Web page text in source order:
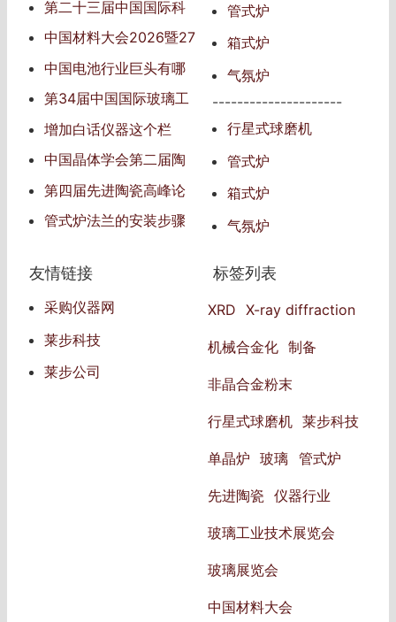
第二十三届中国国际科
学仪器及实验室装备展览
中国材料大会2026暨27
届中国国际新材料博览会
中国电池行业巨头有哪
第34届中国国际玻璃工
业技术展览会（China Gla
增加白话仪器这个栏
目，发表自己对仪器的见
中国晶体学会第二届陶
瓷青年学术会议
第四届先进陶瓷高峰论
管式炉法兰的安装步骤
管式炉
箱式炉
气氛炉
---------------------
行星式球磨机
管式炉
箱式炉
气氛炉
友情链接
采购仪器网
莱步科技
莱步公司
标签列表
XRD X-ray diffraction
机械合金化 制备
非晶合金粉末
行星式球磨机 莱步科技
单晶炉 玻璃 管式炉
先进陶瓷 仪器行业
玻璃工业技术展览会
玻璃展览会
中国材料大会